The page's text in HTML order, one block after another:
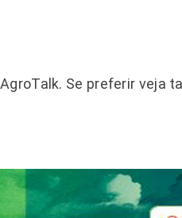
Se preferir veja